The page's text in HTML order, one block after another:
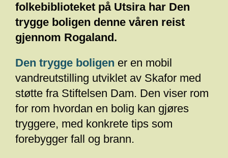
folkebiblioteket på Utsira har Den
trygge boligen denne våren reist
gjennom Rogaland.
Den trygge boligen er en mobil
vandreutstilling utviklet av Skafor med
støtte fra Stiftelsen Dam. Den viser rom
for rom hvordan en bolig kan gjøres
tryggere, med konkrete tips som
forebygger fall og brann.